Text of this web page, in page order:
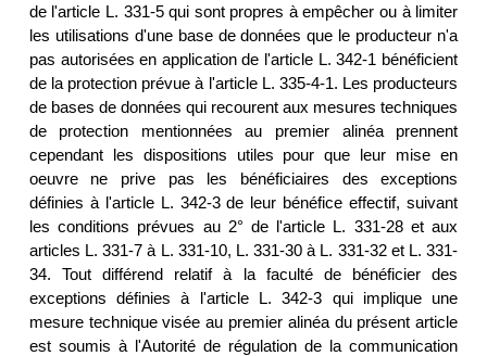
de l'article L. 331-5 qui sont propres à empêcher ou à limiter
les utilisations d'une base de données que le producteur n'a
pas autorisées en application de l'article L. 342-1 bénéficient
de la protection prévue à l'article L. 335-4-1. Les producteurs
de bases de données qui recourent aux mesures techniques
de protection mentionnées au premier alinéa prennent
cependant les dispositions utiles pour que leur mise en
oeuvre ne prive pas les bénéficiaires des exceptions
définies à l'article L. 342-3 de leur bénéfice effectif, suivant
les conditions prévues au 2° de l'article L. 331-28 et aux
articles L. 331-7 à L. 331-10, L. 331-30 à L. 331-32 et L. 331-
34. Tout différend relatif à la faculté de bénéficier des
exceptions définies à l'article L. 342-3 qui implique une
mesure technique visée au premier alinéa du présent article
est soumis à l'Autorité de régulation de la communication